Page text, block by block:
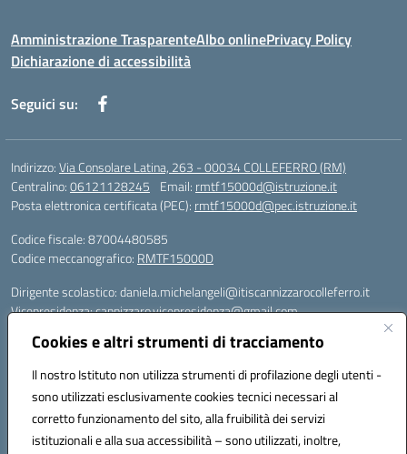
Cookies e altri strumenti di tracciamento
Il nostro Istituto non utilizza strumenti di profilazione degli utenti -
sono utilizzati esclusivamente cookies tecnici necessari al
corretto funzionamento del sito, alla fruibilità dei servizi
istituzionali e alla sua accessibilità – sono utilizzati, inoltre,
Amministrazione TrasparenteAlbo onlinePrivacy Policy
Dichiarazione di accessibilità
Seguici su:
Indirizzo:Via Consolare Latina, 263 - 00034 COLLEFERRO (RM)
Centralino:06121128245 Email: rmtf15000d@istruzione.it
Posta elettronica certificata (PEC): rmtf15000d@pec.istruzione.it
Codice fiscale: 87004480585
Codice meccanografico: RMTF15000D
Dirigente scolastico: daniela.michelangeli@itiscannizzarocolleferro.it
Vicepresidenza: cannizzaro.vicepresidenza@gmail.com
Supporto piattaforme DDI (creazione account e rigenerazione credenziali)
supporto_gsuite@itiscannizzarocolleferro.it
Microsoft Office 365 (Teams):
supporto_office365@cannizzaro.onmicrosoft.com